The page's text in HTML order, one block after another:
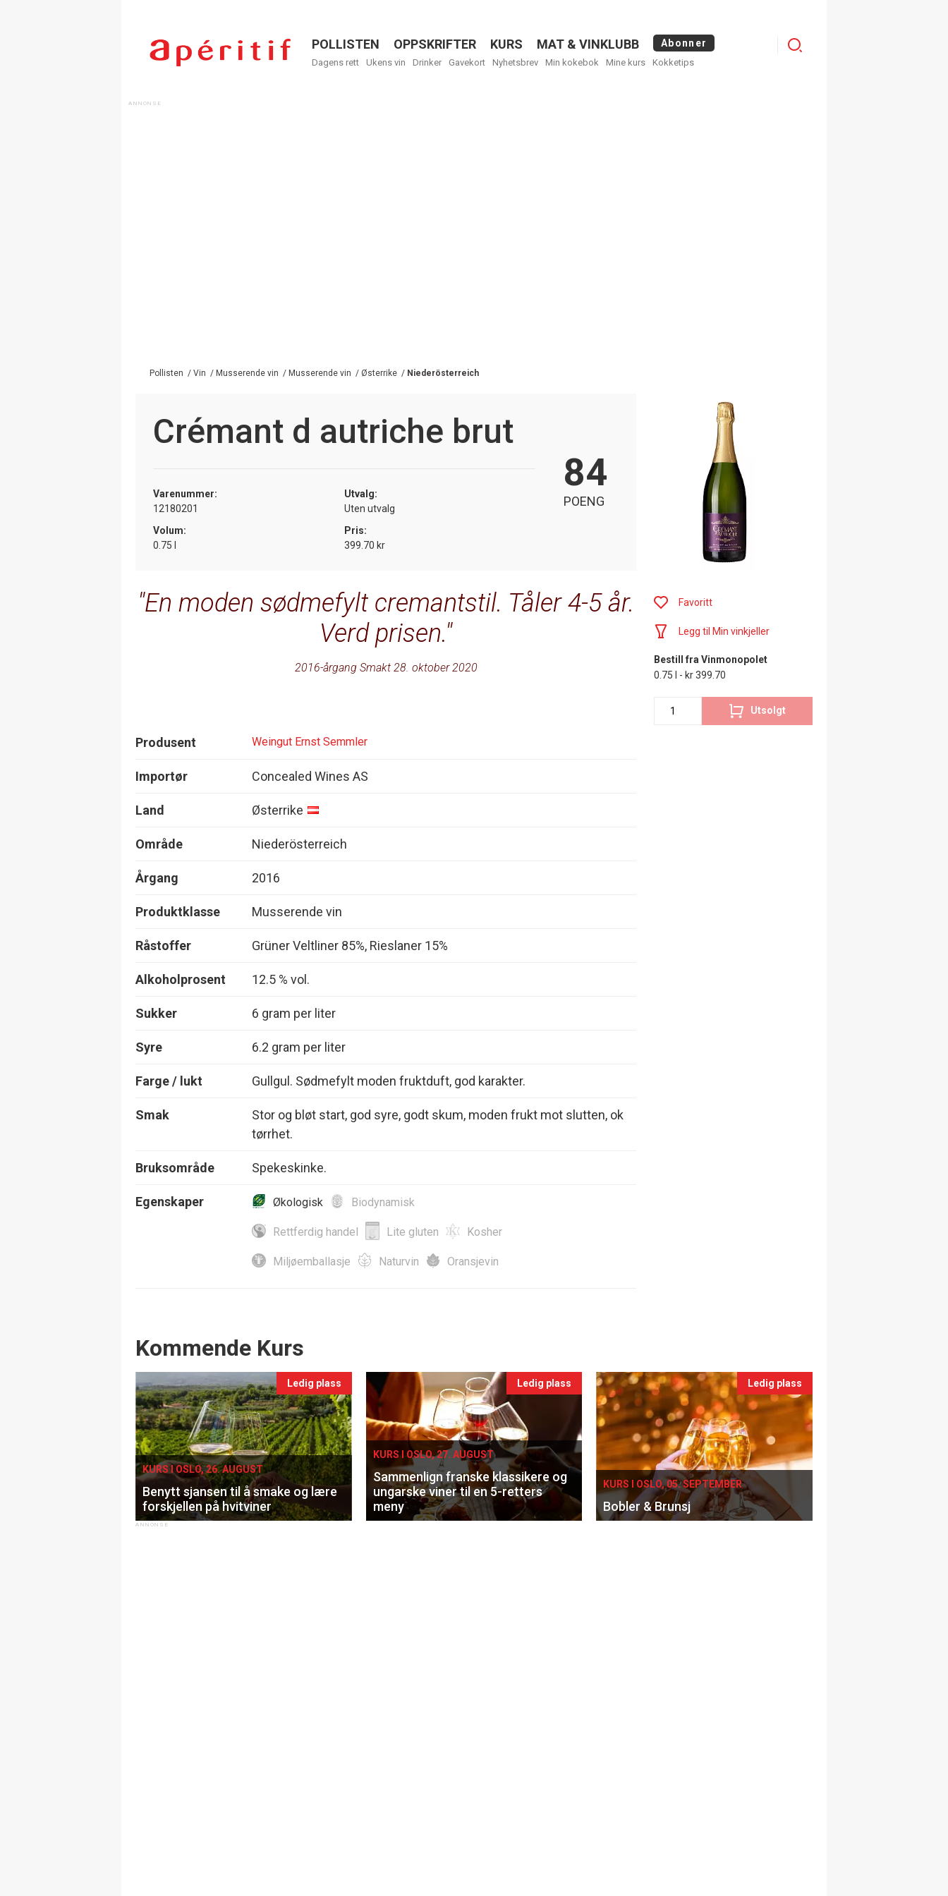
Menu
POLLISTEN OPPSKRIFTER KURS MAT & VINKLUBB Abonner
Dagens rett Ukens vin Drinker Gavekort Nyhetsbrev Min kokebok Mine kurs Kokketips
Menu
Pollisten / Vin / Musserende vin / Musserende vin / Østerrike / Niederösterreich
Crémant d autriche brut
Varenummer:
12180201
Utvalg:
Uten utvalg
Volum:
0.75 l
Pris:
399.70 kr
84
POENG
En moden sødmefylt cremantstil. Tåler 4-5 år.
Verd prisen.
2016-årgang Smakt 28. oktober 2020
Produsent Weingut Ernst Semmler
Importør Concealed Wines AS
Land Østerrike
Område Niederösterreich
Årgang 2016
Produktklasse Musserende vin
Råstoffer Grüner Veltliner 85%, Rieslaner 15%
Alkoholprosent 12.5 % vol.
Sukker 6 gram per liter
Syre 6.2 gram per liter
Farge / lukt Gullgul. Sødmefylt moden fruktduft, god karakter.
Smak
Stor og bløt start, god syre, godt skum, moden frukt mot slutten, ok
tørrhet.
Bruksområde Spekeskinke.
Egenskaper Økologisk Biodynamisk
Rettferdig handel Lite gluten Kosher
Miljøemballasje Naturvin Oransjevin
Favoritt
Legg til Min vinkjeller
Bestill fra Vinmonopolet
0.75 l - kr 399.70
Utsolgt
Events
Kommende Kurs
Ledig plass
KURS I OSLO, 26. AUGUST
Benytt sjansen til å smake og lære
forskjellen på hvitviner
Ledig plass
KURS I OSLO, 27. AUGUST
Sammenlign franske klassikere og
ungarske viner til en 5-retters
meny
Ledig plass
KURS I OSLO, 05. SEPTEMBER
Bobler & Brunsj